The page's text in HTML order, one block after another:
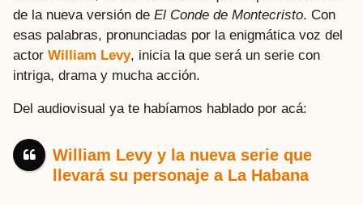
de la nueva versión de El Conde de Montecristo. Con
esas palabras, pronunciadas por la enigmática voz del
actor William Levy, inicia la que será un serie con
intriga, drama y mucha acción.
Del audiovisual ya te habíamos hablado por acá:
William Levy y la nueva serie que
llevará su personaje a La Habana